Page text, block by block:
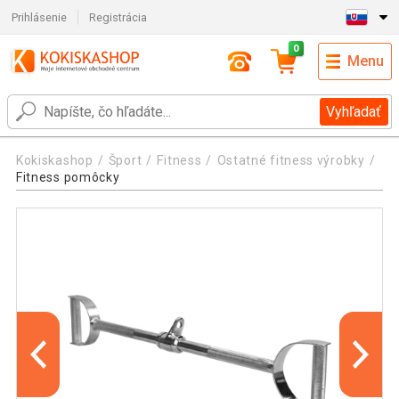
Prihlásenie Registrácia
Vyhľadať
0
Menu
Kokiskashop Šport Fitness
Ostatné fitness výrobky
Fitness pomôcky